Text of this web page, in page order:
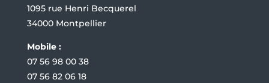
1095 rue Henri Becquerel
34000 Montpellier
Mobile :
07 56 98 00 38
07 56 82 06 18